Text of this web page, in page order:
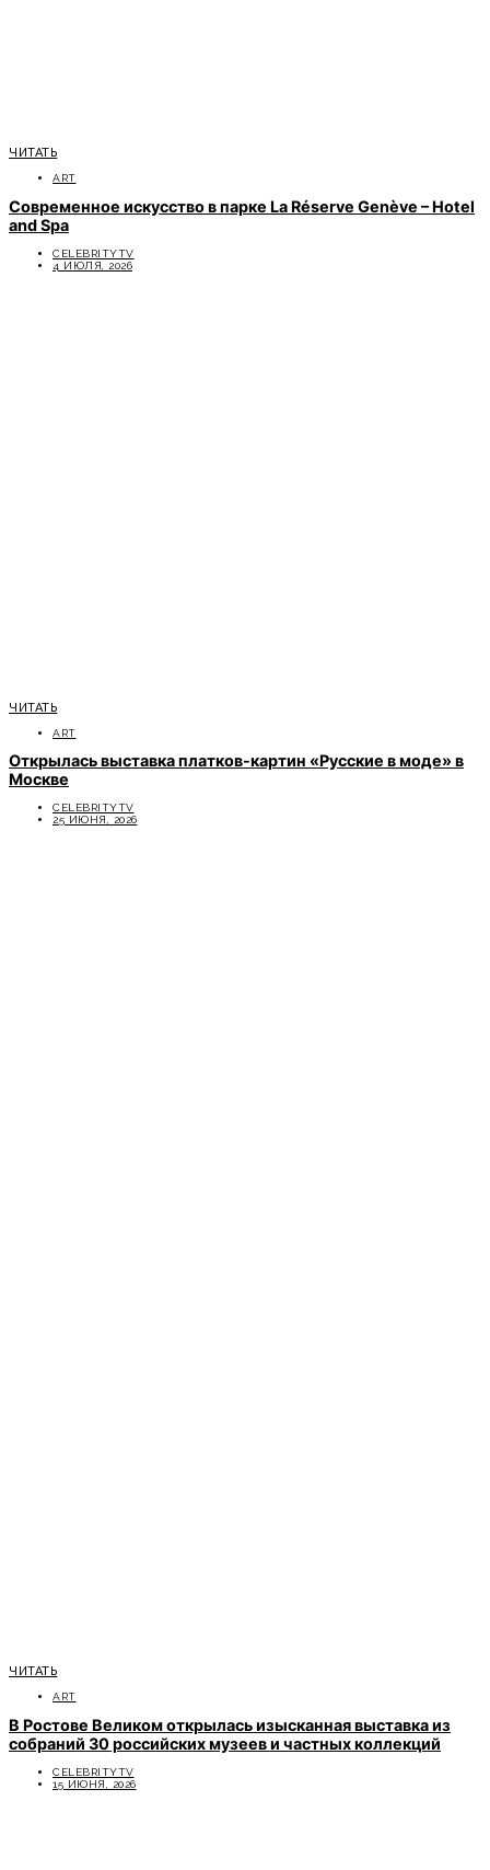
ЧИТАТЬ
ART
Современное искусство в парке La Réserve Genève – Hotel
and Spa
CELEBRITYTV
4 ИЮЛЯ, 2026
ЧИТАТЬ
ART
Открылась выставка платков-картин «Русские в моде» в
Москве
CELEBRITYTV
25 ИЮНЯ, 2026
ЧИТАТЬ
ART
В Ростове Великом открылась изысканная выставка из
собраний 30 российских музеев и частных коллекций
CELEBRITYTV
15 ИЮНЯ, 2026